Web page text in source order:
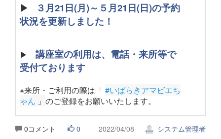
▶
３月21日(月)～５月21日(日)の予約
状況を更新しました！
▶ 講座室の利用は、電話・来所等で
受付ております
※来所・ご利用の際は「 #いばらきアマビエち
ゃん 」 のご登録をお願いいたします。
0コメント 0 2022/04/08 システム管理者